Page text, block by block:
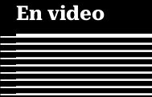
En video